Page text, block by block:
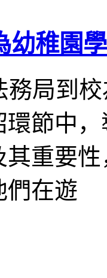
幼稚園
到校
環節中
其重要
們在遊